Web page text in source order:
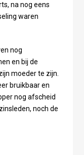
na nog eens
waren
nog
en bij de
moeder te zijn.
bruikbaar en
nog afscheid
noch de